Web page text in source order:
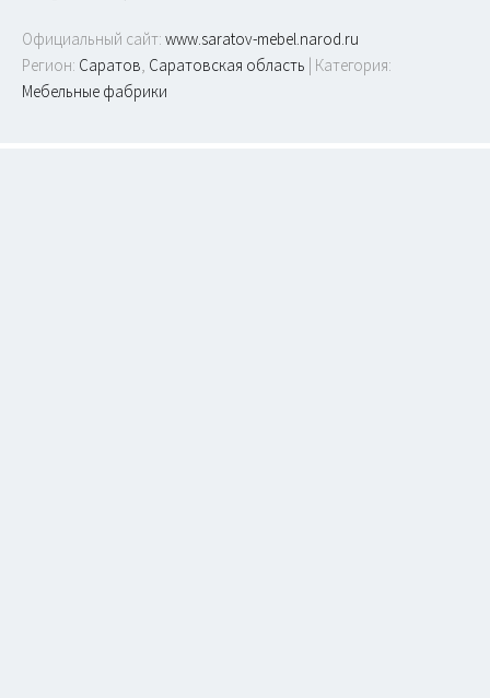
Официальный сайт: www.saratov-mebel.narod.ru
Регион: Саратов, Саратовская область | Категория:
Мебельные фабрики